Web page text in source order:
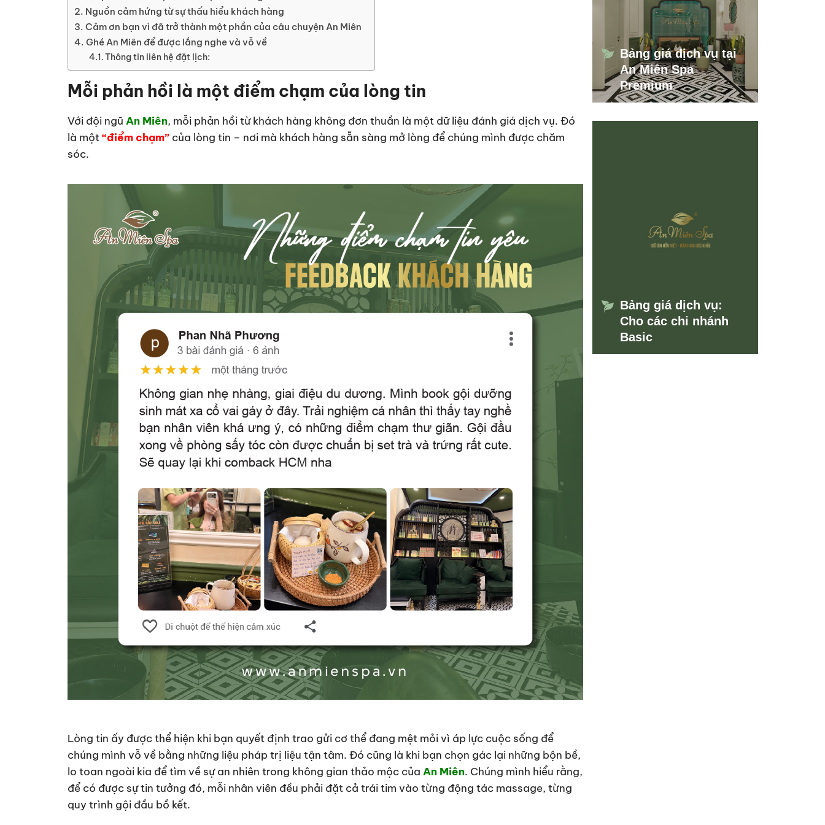
Nguồn cảm hứng từ sự thấu hiểu khách hàng
Cảm ơn bạn vì đã trở thành một phần của câu chuyện An Miên
Ghé An Miên để được lắng nghe và vỗ về
Thông tin liên hệ đặt lịch:
Mỗi phản hồi là một điểm chạm của lòng tin
Với đội ngũ An Miên, mỗi phản hồi từ khách hàng không đơn thuần là một dữ liệu đánh giá dịch vụ. Đó
là một“điểm chạm”của lòng tin – nơi mà khách hàng sẵn sàng mở lòng để chúng mình được chăm
sóc.
Lòng tin ấy được thể hiện khi bạn quyết định trao gửi cơ thể đang mệt mỏi vì áp lực cuộc sống để
chúng mình vỗ về bằng những liệu pháp trị liệu tận tâm. Đó cũng là khi bạn chọn gác lại những bộn bề,
lo toan ngoài kia để tìm về sự an nhiên trong không gian thảo mộc của An Miên. Chúng mình hiểu rằng,
để có được sự tin tưởng đó, mỗi nhân viên đều phải đặt cả trái tim vào từng động tác massage, từng
quy trình gội đầu bồ kết.
Bảng giá dịch vụ tại
An Miên Spa
Premium
Bảng giá dịch vụ:
Cho các chi nhánh
Basic